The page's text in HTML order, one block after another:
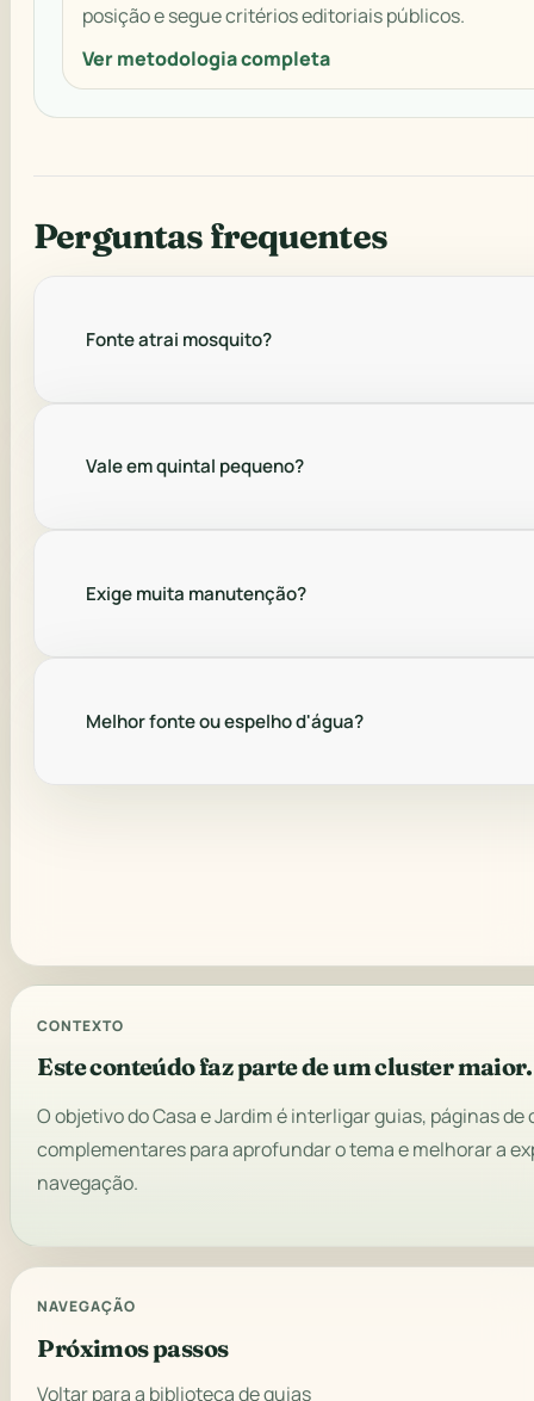
posição e segue critérios editoriais públicos.
Ver metodologia completa
Perguntas frequentes
Fonte atrai mosquito?
Vale em quintal pequeno?
Exige muita manutenção?
Melhor fonte ou espelho d'água?
CONTEXTO
Este conteúdo faz parte de um cluster maior.
O objetivo do Casa e Jardim é interligar guias, páginas
complementares para aprofundar o tema e melhorar a
navegação.
NAVEGAÇÃO
Próximos passos
Voltar para a biblioteca de guias